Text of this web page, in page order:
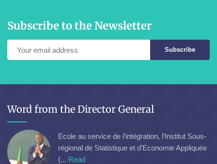
Subscribe to the Newsletter
Subscribe
Word from the Director General
Ecole au service de l’intégration, l’Institut Sous-
régional de Statistique et d’Economie Appliquée
(... Read